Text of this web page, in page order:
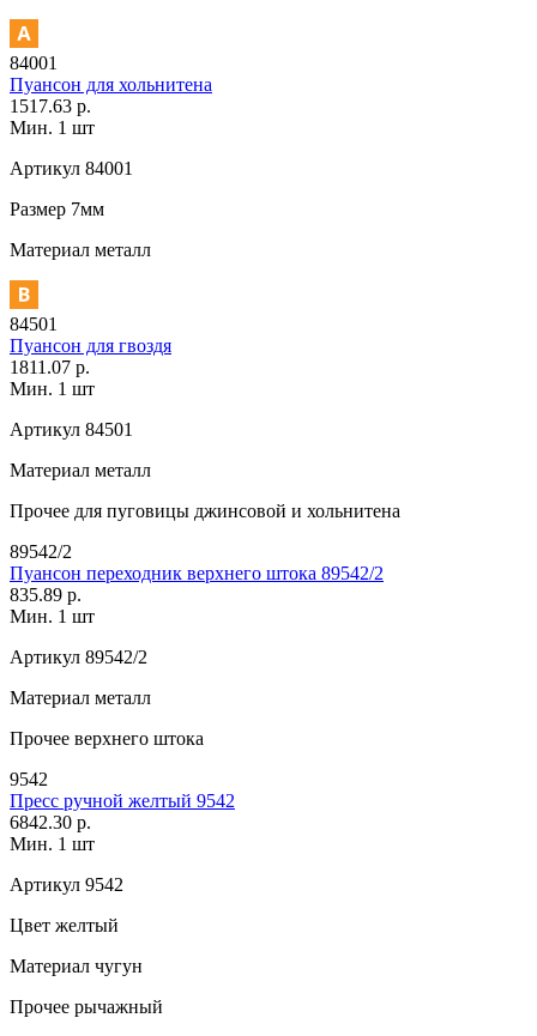
84001
Пуансон для хольнитена
1517.63 р.
Мин. 1 шт
Артикул 84001
Размер 7мм
Материал металл
84501
Пуансон для гвоздя
1811.07 р.
Мин. 1 шт
Артикул 84501
Материал металл
Прочее для пуговицы джинсовой и хольнитена
89542/2
Пуансон переходник верхнего штока 89542/2
835.89 р.
Мин. 1 шт
Артикул 89542/2
Материал металл
Прочее верхнего штока
9542
Пресс ручной желтый 9542
6842.30 р.
Мин. 1 шт
Артикул 9542
Цвет желтый
Материал чугун
Прочее рычажный